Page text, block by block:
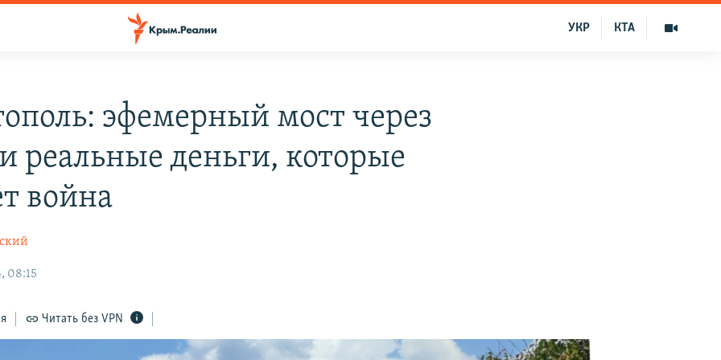
КТА
УКР
эфемерный мост через
реальные деньги, которые
война
08:15
Читать без VPN